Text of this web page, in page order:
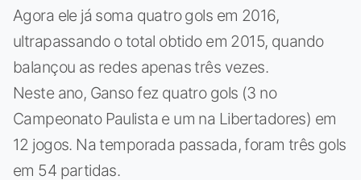
Agora ele já soma quatro gols em 2016,
ultrapassando o total obtido em 2015, quando
balançou as redes apenas três vezes.
Neste ano, Ganso fez quatro gols (3 no
Campeonato Paulista e um na Libertadores) em
12 jogos. Na temporada passada, foram três gols
em 54 partidas.